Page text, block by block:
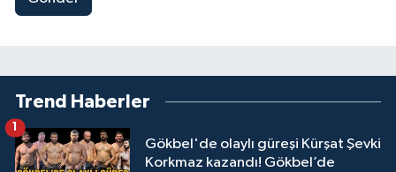
Trend Haberler
Gökbel'de olaylı güreşi Kürşat Şevki
Korkmaz kazandı! Gökbel’de
1